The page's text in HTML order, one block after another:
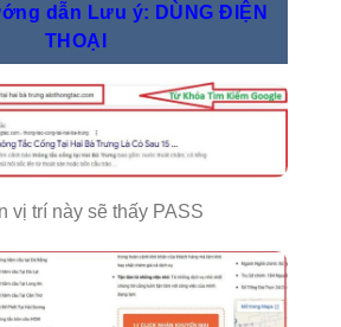
dẫn Lưu ý: DÙNG ĐIỆN
THOẠI
vị trí này sẽ thấy PASS